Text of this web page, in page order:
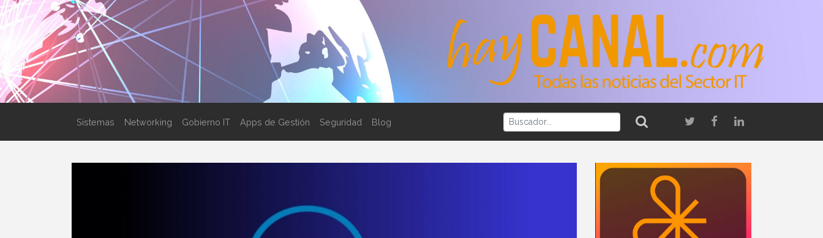
Sistemas Networking Gobierno IT Apps de Gestión Seguridad Blog